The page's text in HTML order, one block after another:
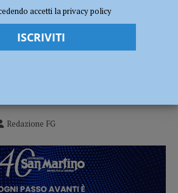
“Massimo Sebastiani? Non chiamatelo
Telefono Rosa:
Redazione FG
accetti la privacy policy